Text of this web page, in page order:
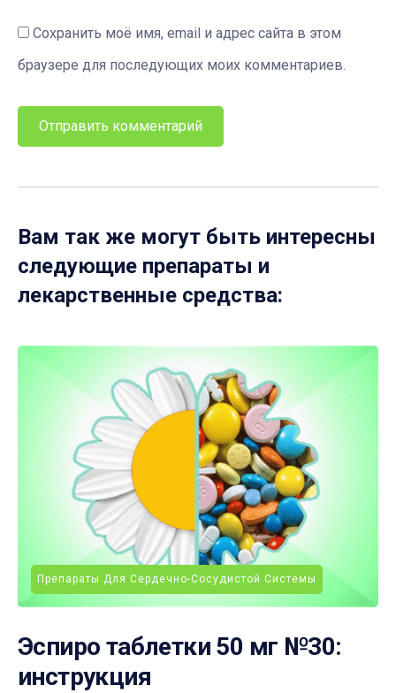
Сохранить моё имя, email и адрес сайта в этом
браузере для последующих моих комментариев.
Вам так же могут быть интересны
следующие препараты и
лекарственные средства:
Препараты Для Сердечно-Сосудистой Системы
Эспиро таблетки 50 мг №30:
инструкция